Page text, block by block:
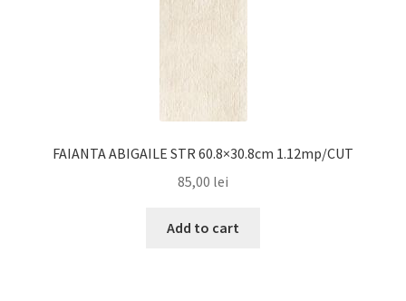
FAIANTA ABIGAILE STR 60.8×30.8cm 1.12mp/CUT
85,00 lei
Add to cart